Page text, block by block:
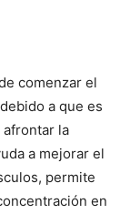
comenzar el
a que es
afrontar la
a mejorar el
permite
en